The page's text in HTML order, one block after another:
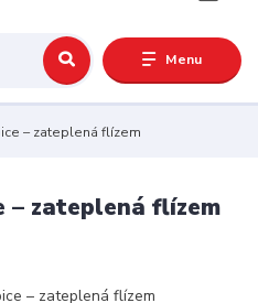
Menu
– zateplená flízem
– zateplená flízem